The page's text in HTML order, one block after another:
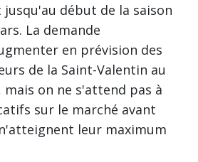
début de la saison
La demande
en prévision des
de la Saint-Valentin au
on ne s'attend pas à
sur le marché avant
leur maximum